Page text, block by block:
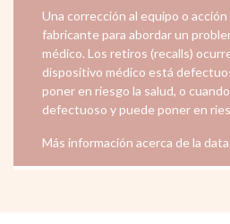
Una corrección al equipo o
fabricante para abordar un
médico. Los retiros (recalls)
dispositivo médico está
poner en riesgo la salud, o
defectuoso y puede poner en
Más información acerca de la data